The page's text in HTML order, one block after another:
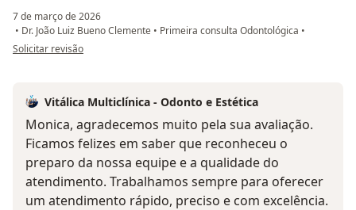
7 de março de 2026
• Dr. João Luiz Bueno Clemente • Primeira consulta Odontológica •
na opinião do utilizador Monica
Solicitar revisão
Vitálica Multiclínica - Odonto e Estética
Monica, agradecemos muito pela sua avaliação.
Ficamos felizes em saber que reconheceu o
preparo da nossa equipe e a qualidade do
atendimento. Trabalhamos sempre para oferecer
um atendimento rápido, preciso e com excelência.